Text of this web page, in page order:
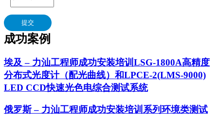
提交
成功案例
埃及 – 力汕工程师成功安装培训LSG-1800A高精度
分布式光度计（配光曲线）和LPCE-2(LMS-9000)
LED CCD快速光色电综合测试系统
俄罗斯 – 力汕工程师成功安装培训系列环境类测试